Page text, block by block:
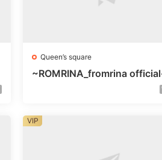
Queen’s square
~ROMRINA_fromrina
VIP